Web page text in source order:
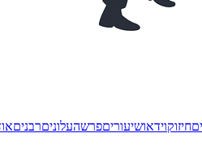
וידאושיעוריםפרשהעלוניםרבניםאודות